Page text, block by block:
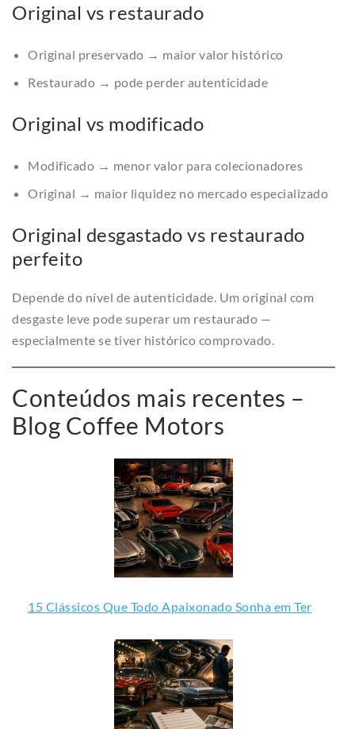
Original vs restaurado
Original preservado → maior valor histórico
Restaurado → pode perder autenticidade
Original vs modificado
Modificado → menor valor para colecionadores
Original → maior liquidez no mercado especializado
Original desgastado vs restaurado
perfeito
Depende do nível de autenticidade. Um original com
desgaste leve pode superar um restaurado —
especialmente se tiver histórico comprovado.
Conteúdos mais recentes –
Blog Coffee Motors
15 Clássicos Que Todo Apaixonado Sonha em Ter